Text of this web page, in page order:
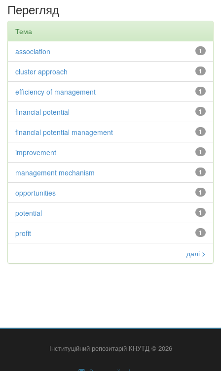
Перегляд
Тема
1
association
1
cluster approach
1
efficiency of management
1
financial potential
1
financial potential management
1
improvement
1
management mechanism
1
opportunities
1
potential
1
profit
далі >
Інституційний репозитарій КНУТД © 2026